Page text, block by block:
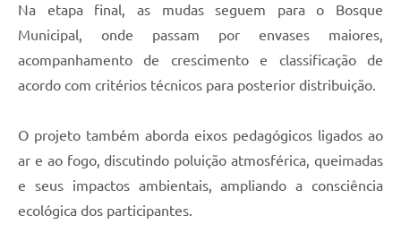
Na etapa final, as mudas seguem para o Bosque
Municipal, onde passam por envases maiores,
acompanhamento de crescimento e classificação de
acordo com critérios técnicos para posterior distribuição.
O projeto também aborda eixos pedagógicos ligados ao
ar e ao fogo, discutindo poluição atmosférica, queimadas
e seus impactos ambientais, ampliando a consciência
ecológica dos participantes.